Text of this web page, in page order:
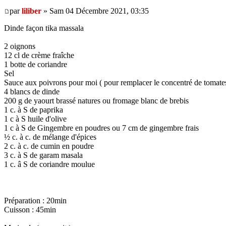
parliliber » Sam 04 Décembre 2021, 03:35
Dinde façon tika massala
2 oignons
12 cl de crème fraîche
1 botte de coriandre
Sel
Sauce aux poivrons pour moi ( pour remplacer le concentré de
4 blancs de dinde
200 g de yaourt brassé natures ou fromage blanc de brebis
1 c. à S de paprika
1 c à S huile d'olive
1 c à S de Gingembre en poudres ou 7 cm de gingembre frais
½ c. à c. de mélange d'épices
2 c. à c. de cumin en poudre
3 c. à S de garam masala
1 c. â S de coriandre moulue
Préparation : 20min
Cuisson : 45min